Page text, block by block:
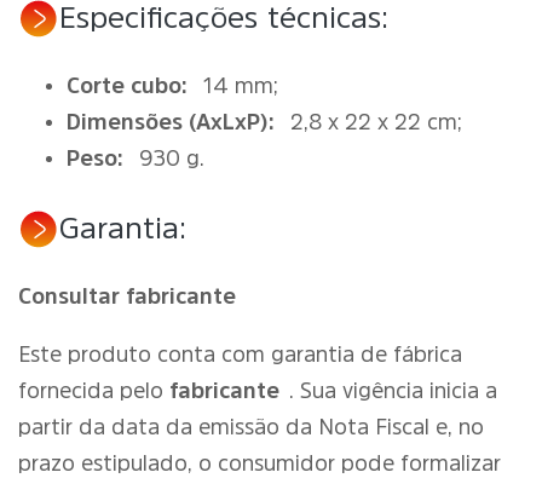
Especificações técnicas:
Corte cubo:
14 mm;
Dimensões (AxLxP):
2,8 x 22 x 22 cm;
Peso:
930 g.
Garantia:
Consultar fabricante
Este produto conta com garantia de fábrica
fornecida pelo fabricante . Sua vigência inicia a
partir da data da emissão da Nota Fiscal e, no
prazo estipulado, o consumidor pode formalizar